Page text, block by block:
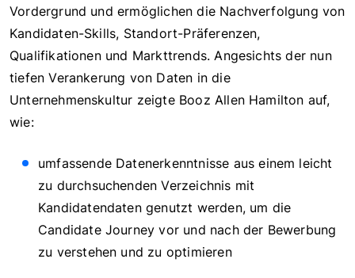
Vordergrund und ermöglichen die Nachverfolgung von
Kandidaten-Skills, Standort-Präferenzen,
Qualifikationen und Markttrends. Angesichts der nun
tiefen Verankerung von Daten in die
Unternehmenskultur zeigte Booz Allen Hamilton auf,
wie:
umfassende Datenerkenntnisse aus einem leicht
zu durchsuchenden Verzeichnis mit
Kandidatendaten genutzt werden, um die
Candidate Journey vor und nach der Bewerbung
zu verstehen und zu optimieren